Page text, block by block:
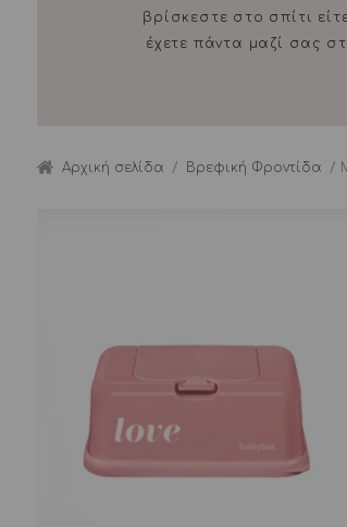
βρίσκεστε στο σπίτι
έχετε πάντα μαζί σας
Αρχική σελίδα / Βρεφική Φροντίδα /